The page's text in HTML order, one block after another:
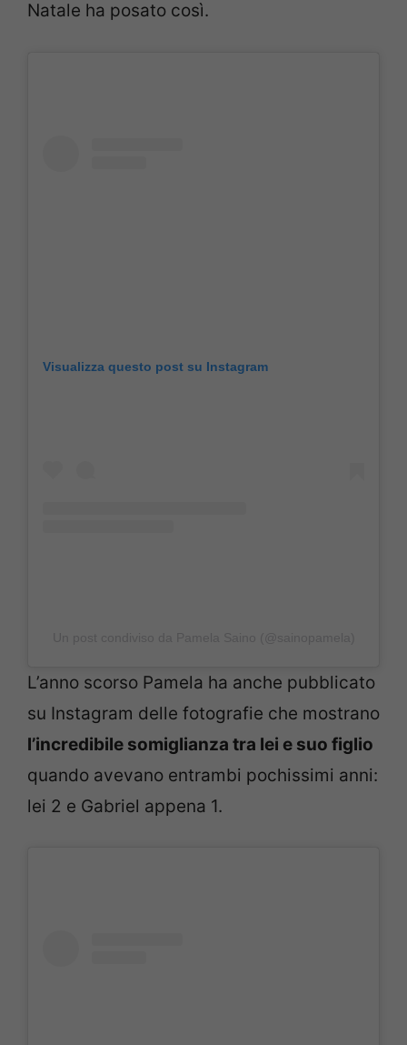
Natale ha posato così.
Visualizza questo post su Instagram
L’anno scorso Pamela ha anche pubblicato
su Instagram delle fotografie che mostrano
l’incredibile somiglianza tra lei e suo figlio
quando avevano entrambi pochissimi anni:
lei 2 e Gabriel appena 1.